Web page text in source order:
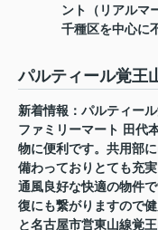
ント（リアルマ
千種区を中心に
パルティール覚王
新着情報：パルティー
ファミリーマート 田代
物に便利です。共用部
備わっておりとても充
通風良好な快適の物件
復にも繋がりますので
と名古屋市営東山線覚